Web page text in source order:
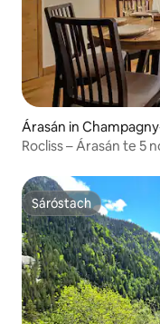
Árasán in
Rocliss – Árasán te 5
Sáróstach
Sáróstach